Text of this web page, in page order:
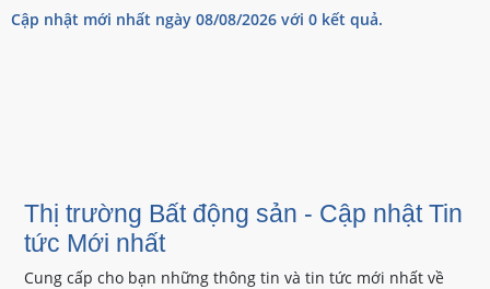
Cập nhật mới nhất ngày 08/08/2026 với 0 kết quả.
Thị trường Bất động sản - Cập nhật Tin
tức Mới nhất
Cung cấp cho bạn những thông tin và tin tức mới nhất về